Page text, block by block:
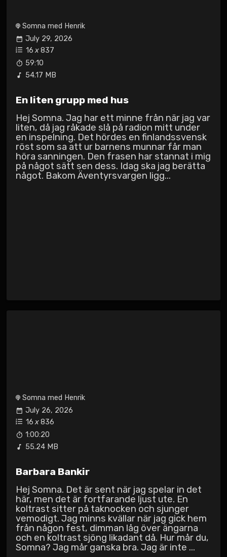
Somna med Henrik
July 29, 2026
16 x837
59:10
54.17 MB
En liten grupp med hus
Hej Somna. Jag har ett minne från när jag var
liten, då jag råkade slå på radion mitt under
en inspelning. Det hördes en finlandssvensk
röst som sa att ur barnens munnar får man
höra sanningen. Den frasen har stannat i mig
på något sätt sen dess. Idag ska jag berätta
något. Bakom Äventyrsvargen ligg...
Somna med Henrik
July 26, 2026
16 x836
1:00:20
55.24 MB
Barbara Bankir
Hej Somna. Det är sent när jag spelar in det
här, men det är fortfarande ljust ute. En
koltrast sitter på taknocken och sjunger
vemodigt. Jag minns kvällar när jag gick hem
från någon fest, dimman låg över ängarna
och en koltrast sjöng likadant då. Hur mår du,
Somna? Jag mår ganska bra. Jag är inte ...